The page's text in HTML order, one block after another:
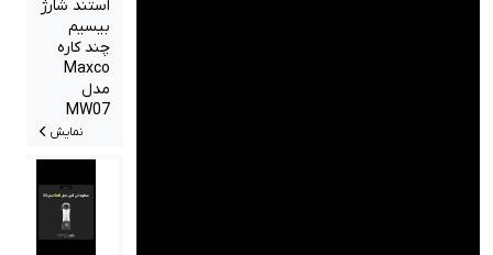
استند شارژ
بیسیم
چند کاره
Maxco
مدل
MW07
نمایش